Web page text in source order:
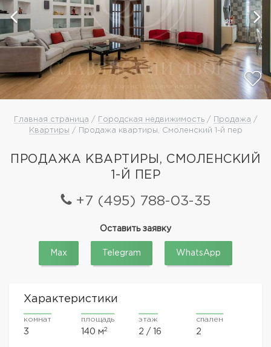
Главная страница / Городская недвижимость/ Продажа /
Квартиры / Продажа квартиры, Смоленский 1-й пер
ПРОДАЖА КВАРТИРЫ, СМОЛЕНСКИЙ
1-Й ПЕР
+7 (495) 788-03-35
Оставить заявку
Max Telegram WhatsApp
Характеристики
комнат
3
площадь
140 м2
этаж
2 / 16
спален
2